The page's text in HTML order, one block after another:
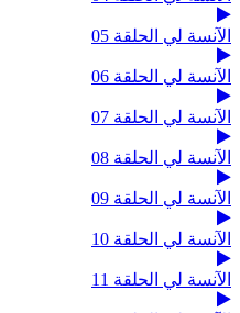
الآنسة لي الحلقة 05
الآنسة لي الحلقة 06
الآنسة لي الحلقة 07
الآنسة لي الحلقة 08
الآنسة لي الحلقة 09
الآنسة لي الحلقة 10
الآنسة لي الحلقة 11